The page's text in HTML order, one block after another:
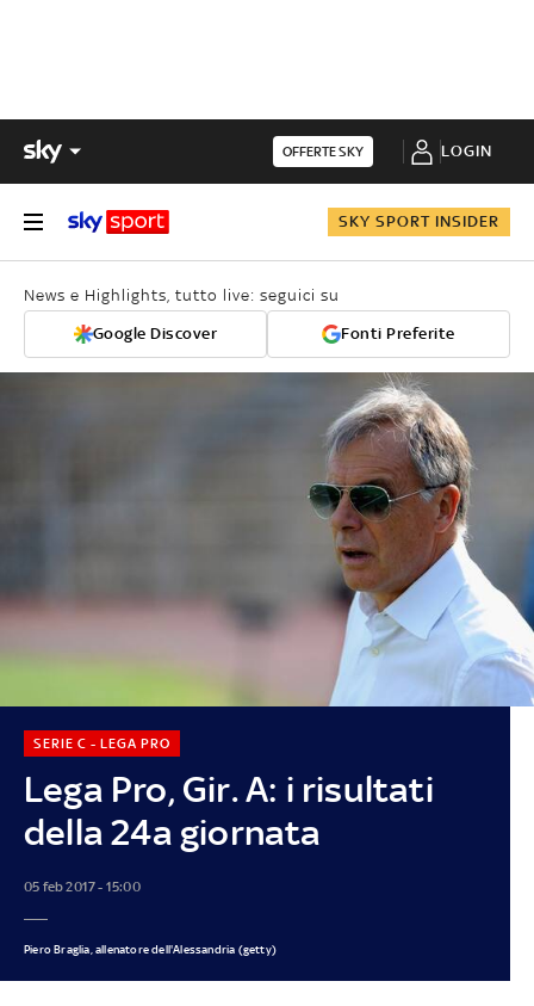
OFFERTE SKY LOGIN
SKY SPORT INSIDER
News e Highlights, tutto live: seguici su
Google Discover Fonti Preferite
Lega Pro, Gir. A: i risultati
della 24a giornata
SERIE C - LEGA PRO
05 feb 2017 - 15:00
Piero Braglia, allenatore dell'Alessandria (getty)